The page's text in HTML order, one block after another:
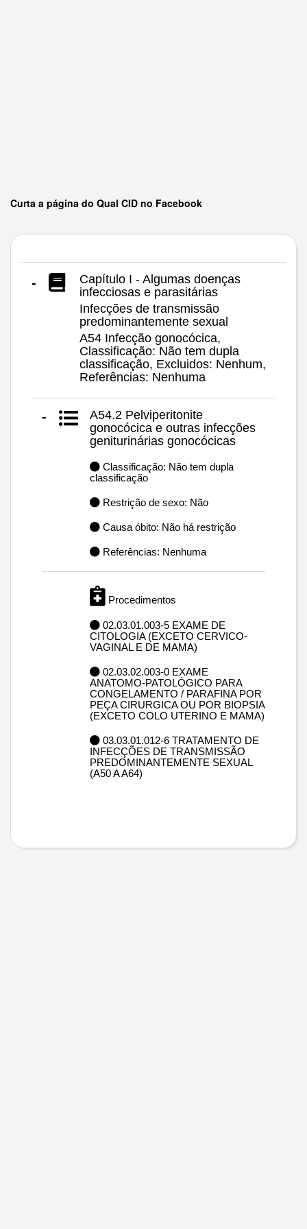
Curta a página do Qual CID no Facebook
-
Capítulo I - Algumas doenças
infecciosas e parasitárias
Infecções de transmissão
predominantemente sexual
A54 Infecção gonocócica,
Classificação: Não tem dupla
classificação, Excluidos: Nenhum,
Referências: Nenhuma
-
A54.2 Pelviperitonite
gonocócica e outras infecções
geniturinárias gonocócicas
Classificação: Não tem dupla
classificação
Restrição de sexo: Não
Causa óbito: Não há restrição
Referências: Nenhuma
Procedimentos
02.03.01.003-5 EXAME DE
CITOLOGIA (EXCETO CERVICO-
VAGINAL E DE MAMA)
02.03.02.003-0 EXAME
ANATOMO-PATOLÓGICO PARA
CONGELAMENTO / PARAFINA POR
PEÇA CIRURGICA OU POR BIOPSIA
(EXCETO COLO UTERINO E MAMA)
03.03.01.012-6 TRATAMENTO DE
INFECÇÕES DE TRANSMISSÃO
PREDOMINANTEMENTE SEXUAL
(A50 A A64)